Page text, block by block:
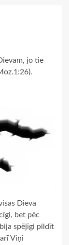
jo tie
Dieva
bet pēc
spējīgi pildīt
Viņi